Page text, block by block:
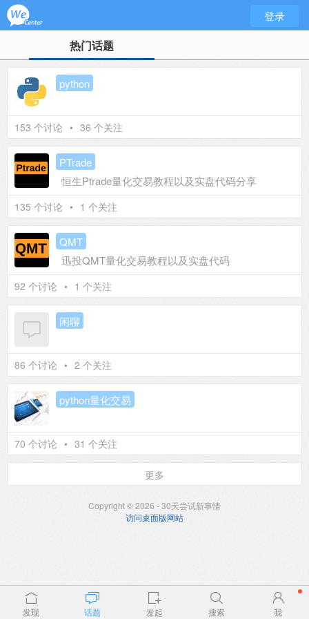
登录
热门话题
python
153 个讨论 • 36 个关注
PTrade
恒生Ptrade量化交易教程以及实盘代码分享
135 个讨论 • 1 个关注
QMT
迅投QMT量化交易教程以及实盘代码
92 个讨论 • 1 个关注
闲聊
86 个讨论 • 2 个关注
python量化交易
70 个讨论 • 31 个关注
更多
Copyright © 2026 - 30天尝试新事情
访问桌面版网站
发现 话题 发起 搜索 我